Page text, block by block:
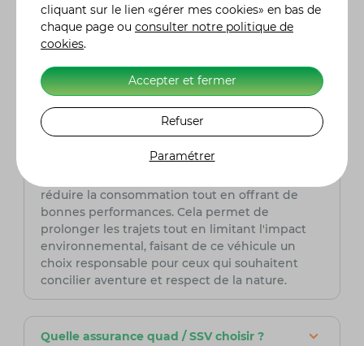
accessible même pour ceux qui n'ont pas
d'expérience préalable. De plus, ses systèmes
de freinage performants et ses suspensions
renforcées permettent une prise en main en
douceur, tout en offrant une sécurité maximale.
Le Hytrack MP4 consomme-t-il beaucoup
de carburant ?
puissant, il est conçu pour être économique en
réduire la consommation tout en offrant de
bonnes performances. Cela permet de
prolonger les trajets tout en limitant l'impact
environnemental, faisant de ce véhicule un
choix responsable pour ceux qui souhaitent
concilier aventure et respect de la nature.
Quelle assurance quad / SSV choisir ?
cliquant sur le lien «gérer mes cookies» en bas de
chaque page ou consulter notre politique de
cookies.
Accepter et fermer
Refuser
Paramétrer